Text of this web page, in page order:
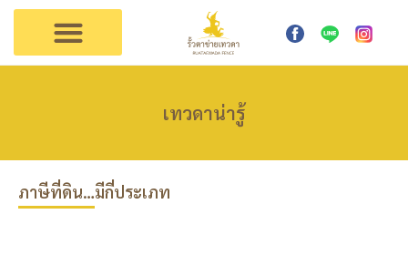
เทวดาน่ารู้
ภาษีที่ดิน…มีกี่ประเภท